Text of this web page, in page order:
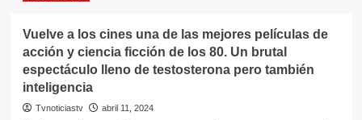
Entretenimiento
los pilares de su influencia en el
diseño y la moda actual
Entretenimiento
Vuelve a los cines una de las mejores películas de
acción y ciencia ficción de los 80. Un brutal
espectáculo lleno de testosterona pero también
inteligencia
Tvnoticiastv abril 11, 2024